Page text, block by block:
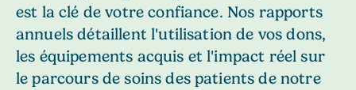
est la clé de votre confiance. Nos rapports
annuels détaillent l'utilisation de vos dons,
les équipements acquis et l'impact réel sur
le parcours de soins des patients de notre